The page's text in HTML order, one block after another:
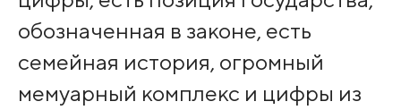
обозначенная в законе, есть
семейная история, огромный
мемуарный комплекс и цифры из